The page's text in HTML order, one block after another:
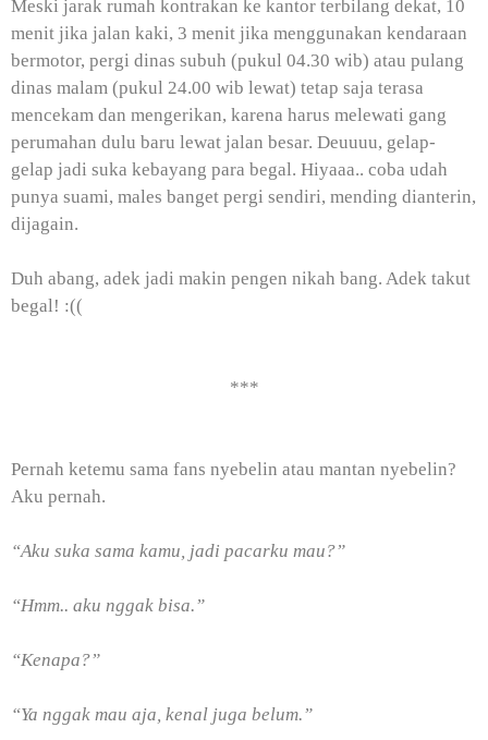
Meski jarak rumah kontrakan ke kantor terbilang dekat, 10
menit jika jalan kaki, 3 menit jika menggunakan kendaraan
bermotor, pergi dinas subuh (pukul 04.30 wib) atau pulang
dinas malam (pukul 24.00 wib lewat) tetap saja terasa
mencekam dan mengerikan, karena harus melewati gang
perumahan dulu baru lewat jalan besar. Deuuuu, gelap-
gelap jadi suka kebayang para begal. Hiyaaa.. coba udah
punya suami, males banget pergi sendiri, mending dianterin,
dijagain.
Duh abang, adek jadi makin pengen nikah bang. Adek takut
begal! :((
***
Pernah ketemu sama fans nyebelin atau mantan nyebelin?
Aku pernah.
“Aku suka sama kamu, jadi pacarku mau?”
“Hmm.. aku nggak bisa.”
“Kenapa?”
“Ya nggak mau aja, kenal juga belum.”